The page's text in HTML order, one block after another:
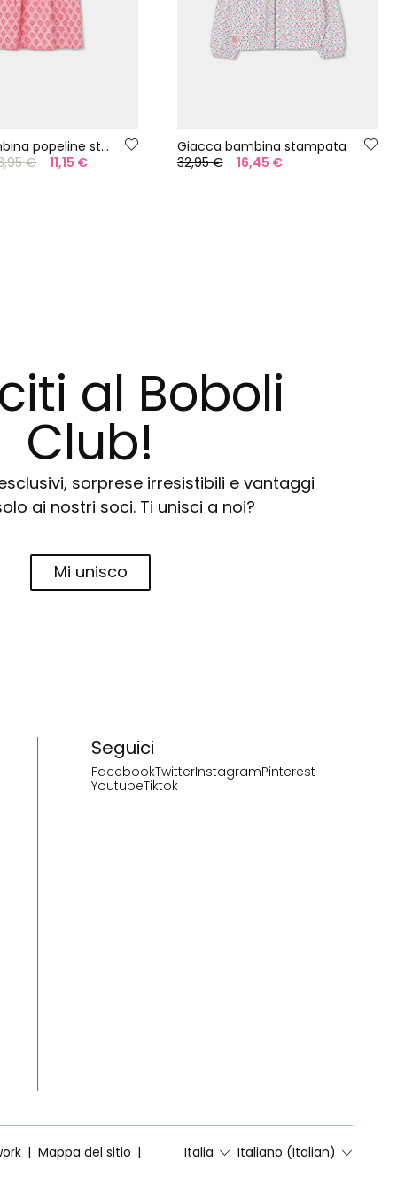
Blusa bambina popeline stampato
€
11,15 €
Giacca bambina stampata
32,95 €
16,45 €
al Boboli
Club!
sorprese irresistibili e vantaggi
ai nostri soci. Ti unisci a noi?
Mi unisco
Seguici
FacebookTwitterInstagramPinterest
YoutubeTiktok
Italia Italiano (Italian)
Mappa del sitio